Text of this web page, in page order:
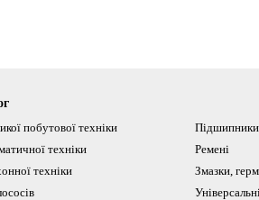
побутової техніки
техніки
техніки
Підшипники
Ремені
Змазки,